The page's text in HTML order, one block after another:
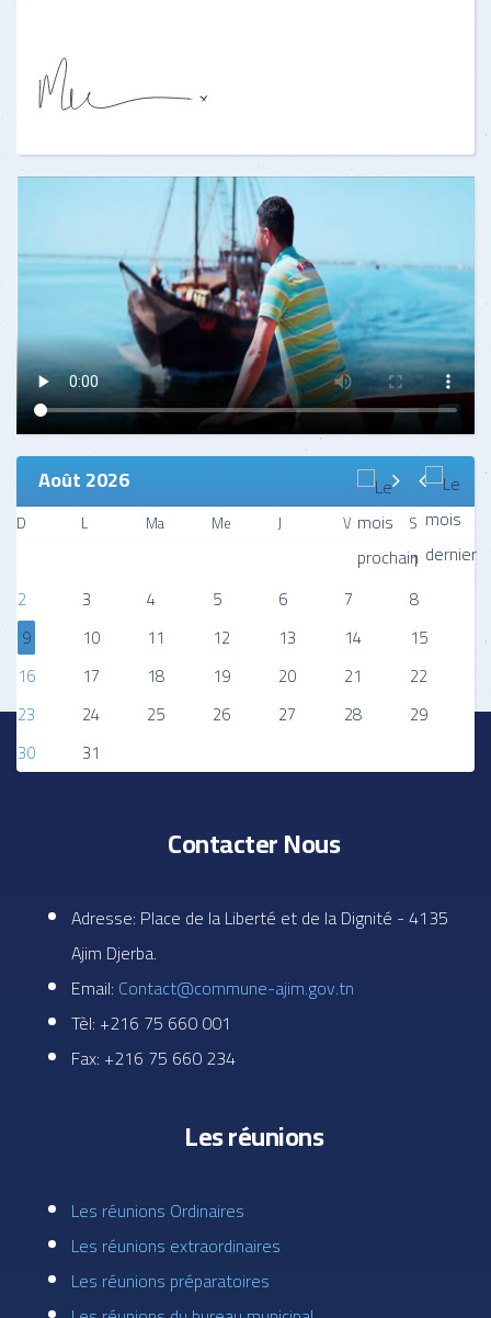
Août 2026
D L Ma Me J V S
1
2
3 4 5 6 7
8
9
10 11 12 13 14
15
16
17 18 19 20 21
22
23
24 25 26 27 28
29
30
31
Contacter Nous
Adresse: Place de la Liberté et de la Dignité - 4135
Ajim Djerba.
Email: Contact@commune-ajim.gov.tn
Tèl: +216 75 660 001
Fax: +216 75 660 234
Les réunions
Les réunions Ordinaires
Les réunions extraordinaires
Les réunions préparatoires